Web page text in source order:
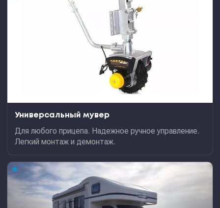
Универсальный мувер
Для любого прицепа. Надежное ручное управление.
Легкий монтаж и демонтаж.
★